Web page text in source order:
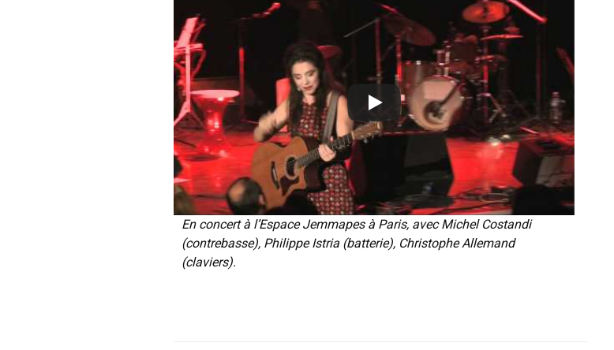
En concert à l’Espace Jemmapes à Paris, avec Michel Costandi
(contrebasse), Philippe Istria (batterie), Christophe Allemand
(claviers).